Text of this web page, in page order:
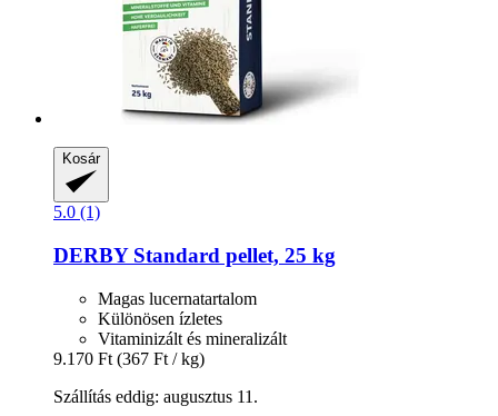
Kosár
5.0 (1)
DERBYStandard pellet, 25 kg
Magas lucernatartalom
Különösen ízletes
Vitaminizált és mineralizált
9.170 Ft (367 Ft / kg)
Szállítás eddig: augusztus 11.